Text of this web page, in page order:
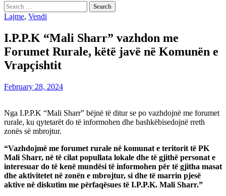
Search
for:
Lajme, Vendi
I.P.P.K “Mali Sharr” vazhdon me
Forumet Rurale, këtë javë në Komunën e
Vrapçishtit
February 28, 2024
Nga I.P.P.K “Mali Sharr” bëjnë të ditur se po vazhdojnë me forumet
rurale, ku qytetarët do të informohen dhe bashkëbisedojnë rreth
zonës së mbrojtur.
“Vazhdojmë me forumet rurale në komunat e teritorit të PK
Mali Sharr, në të cilat popullata lokale dhe të gjithë personat e
interesuar do të kenë mundësi të informohen për të gjitha masat
dhe aktivitetet në zonën e mbrojtur, si dhe të marrin pjesë
aktive në diskutim me përfaqësues të I.P.P.K. Mali Sharr.”